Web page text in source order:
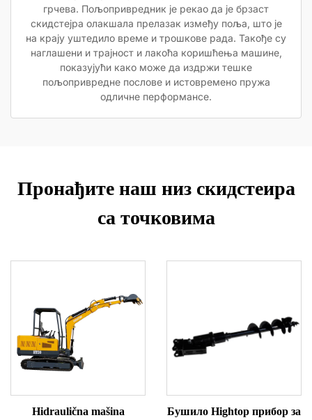
грчева. Пољопривредник је рекао да је брзаст
скидстејра олакшала прелазак између поља, што је
на крају уштедило време и трошкове рада. Такође су
наглашени и трајност и лакоћа коришћења машине,
показујући како може да издржи тешке
пољопривредне послове и истовремено пружа
одличне перформансе.
Пронађите наш низ скидстеира
са точковима
Hidraulična mašina
Бушило Hightop прибор за